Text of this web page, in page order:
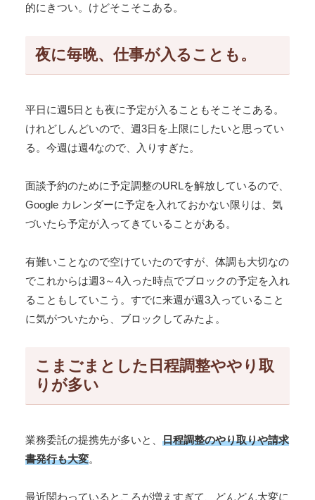
的にきつい。けどそこそこある。
夜に毎晩、仕事が入ることも。
平日に週5日とも夜に予定が入ることもそこそこある。
けれどしんどいので、週3日を上限にしたいと思ってい
る。今週は週4なので、入りすぎた。
面談予約のために予定調整のURLを解放しているので、
Google カレンダーに予定を入れておかない限りは、気
づいたら予定が入ってきていることがある。
有難いことなので空けていたのですが、体調も大切なの
でこれからは週3～4入った時点でブロックの予定を入れ
ることもしていこう。すでに来週が週3入っていること
に気がついたから、ブロックしてみたよ。
こまごまとした日程調整ややり取
りが多い
業務委託の提携先が多いと、 日程調整のやり取りや請求
書発行も大変。
最近関わっているところが増えすぎて、どんどん大変に